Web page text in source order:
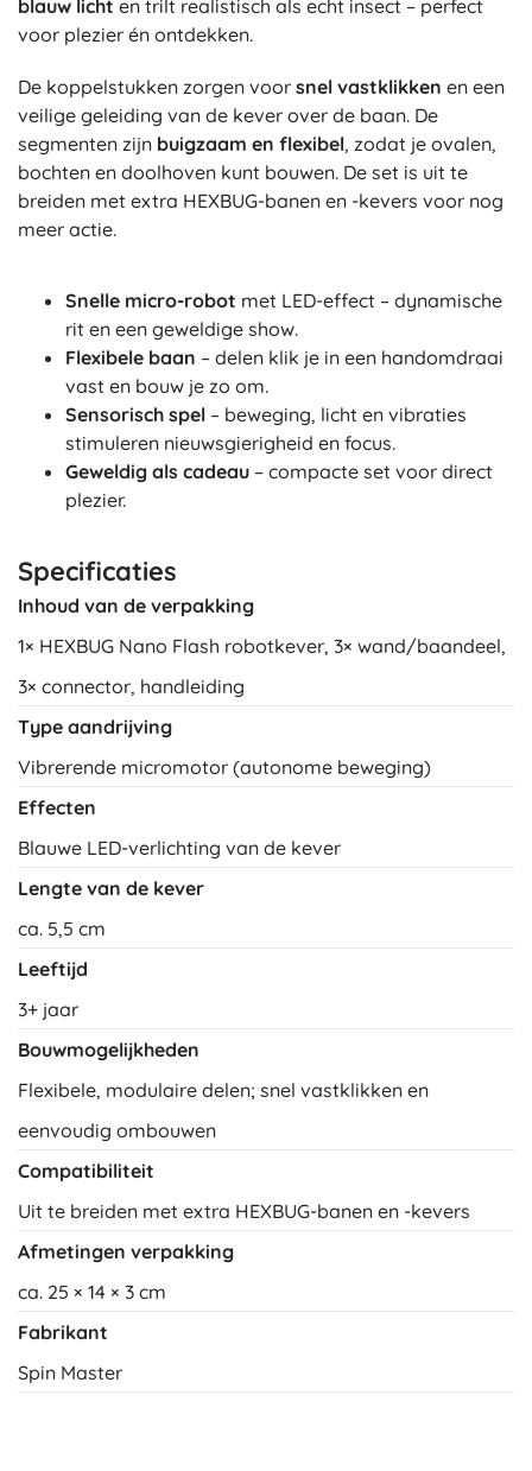
blauw licht en trilt realistisch als echt insect – perfect
voor plezier én ontdekken.
De koppelstukken zorgen voor snel vastklikken en een
veilige geleiding van de kever over de baan. De
segmenten zijn buigzaam en flexibel, zodat je ovalen,
bochten en doolhoven kunt bouwen. De set is uit te
breiden met extra HEXBUG-banen en -kevers voor nog
meer actie.
Snelle micro-robot met LED-effect – dynamische
rit en een geweldige show.
Flexibele baan – delen klik je in een handomdraai
vast en bouw je zo om.
Sensorisch spel – beweging, licht en vibraties
stimuleren nieuwsgierigheid en focus.
Geweldig als cadeau – compacte set voor direct
plezier.
Specificaties
Inhoud van de verpakking
1× HEXBUG Nano Flash robotkever, 3× wand/baandeel,
3× connector, handleiding
Type aandrijving
Vibrerende micromotor (autonome beweging)
Effecten
Blauwe LED-verlichting van de kever
Lengte van de kever
ca. 5,5 cm
Leeftijd
3+ jaar
Bouwmogelijkheden
Flexibele, modulaire delen; snel vastklikken en
eenvoudig ombouwen
Compatibiliteit
Uit te breiden met extra HEXBUG-banen en -kevers
Afmetingen verpakking
ca. 25 × 14 × 3 cm
Fabrikant
Spin Master